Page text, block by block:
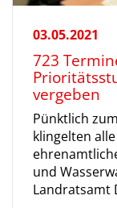
03.05.2021
723
vergeben
Pünktlich
klingelten
und
Landratsamt